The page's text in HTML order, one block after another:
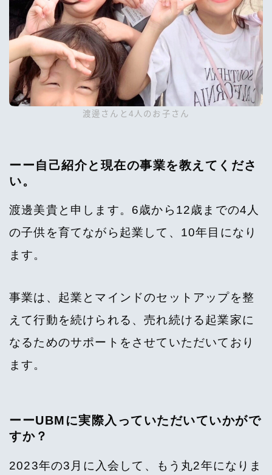
渡邊さんと4人のお子さん
ーー自己紹介と現在の事業を教えてくださ
い。
渡邊美貴と申します。6歳から12歳までの4人
の子供を育てながら起業して、10年目になり
ます。
事業は、起業とマインドのセットアップを整
えて行動を続けられる、売れ続ける起業家に
なるためのサポートをさせていただいており
ます。
ーーUBMに実際入っていただいていかがで
すか？
2023年の3月に入会して、もう丸2年になりま